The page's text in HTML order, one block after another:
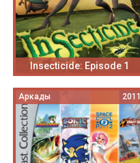
Insecticide: Episode 1
Аркады 2011